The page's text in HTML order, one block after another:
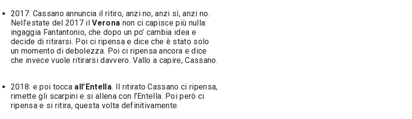
2017: Cassano annuncia il ritiro, anzi no, anzi sì, anzi no.
Nell’estate del 2017 ilVerona non ci capisce più nulla:
ingaggia Fantantonio, che dopo un po’ cambia idea e
decide di ritirarsi. Poi ci ripensa e dice che è stato solo
un momento di debolezza. Poi ci ripensa ancora e dice
che invece vuole ritirarsi davvero. Vallo a capire, Cassano.
2018: e poi tocca all’Entella. Il ritirato Cassano ci ripensa,
rimette gli scarpini e si allena con l’Entella. Poi però ci
ripensa e si ritira, questa volta definitivamente.